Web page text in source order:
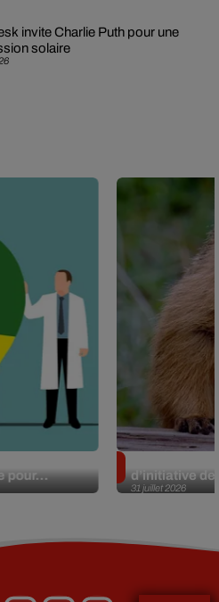
invite Charlie Puth pour une
solaire
pour...
31 juillet 2026
d’initiative